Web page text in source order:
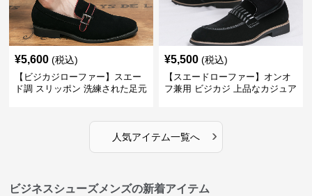
¥5,600 (税込)
【ビジカジローファー】スエー
ド調 スリッポン 洗練された足元
¥5,500 (税込)
【スエードローファー】オンオ
フ兼用 ビジカジ 上品なカジュア
人気アイテム一覧へ ›
ビジネスシューズメンズの新着アイテム